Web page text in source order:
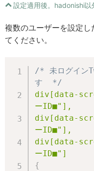
設定適用後。hadonishi以
複数のユーザーを設定
てください。
/* 未ログイン
す  */
div[data-
ーID■"],
div[data-
ーID■"],
div[data-
ーID■"]
{